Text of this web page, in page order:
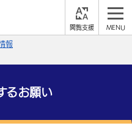
さ
縮小
報
るお願い